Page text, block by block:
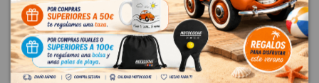
MANETA EXTERIOR TRASERA IZQUIERDA
72181TLAB71ZB 72181TLAB71ZB
HONDA CR-V (RW) 2.0 I-MMD HYBRID ELEGANCE 2WD